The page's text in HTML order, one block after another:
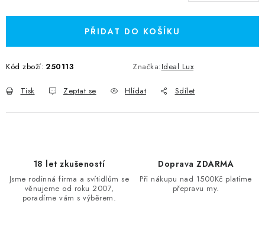
PŘIDAT DO KOŠÍKU
Kód zboží: 250113 Značka:Ideal Lux
Tisk Zeptat se Hlídat Sdílet
18 let zkušeností
Jsme rodinná firma a svítidlům se
věnujeme od roku 2007,
poradíme vám s výběrem.
Doprava ZDARMA
Při nákupu nad 1500Kč platíme
přepravu my.